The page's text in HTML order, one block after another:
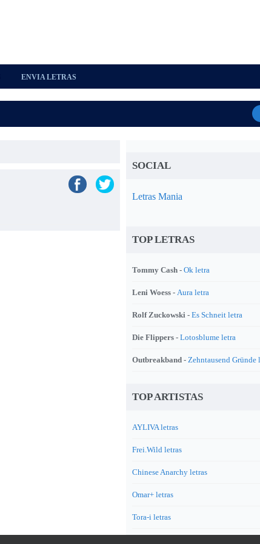
ENVIA LETRAS
SOCIAL
Letras Mania
TOP LETRAS
Tommy Cash - Ok letra
Leni Woess - Aura letra
Rolf Zuckowski - Es Schneit letra
Die Flippers - Lotosblume letra
Outbreakband - Zehntausend Gründe
TOP ARTISTAS
AYLIVA letras
Frei.Wild letras
Chinese Anarchy letras
Omar+ letras
Tora-i letras